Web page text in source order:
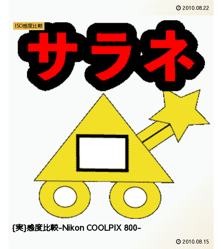
2010.08.22
ISO感度比較
{実}感度比較-Nikon COOLPIX 800-
2010.08.15